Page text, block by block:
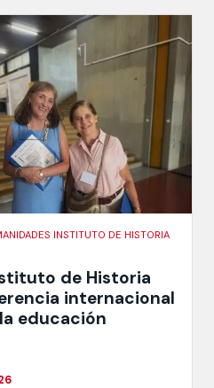
INSTITUTO DE HISTORIA
de Historia
internacional
educación